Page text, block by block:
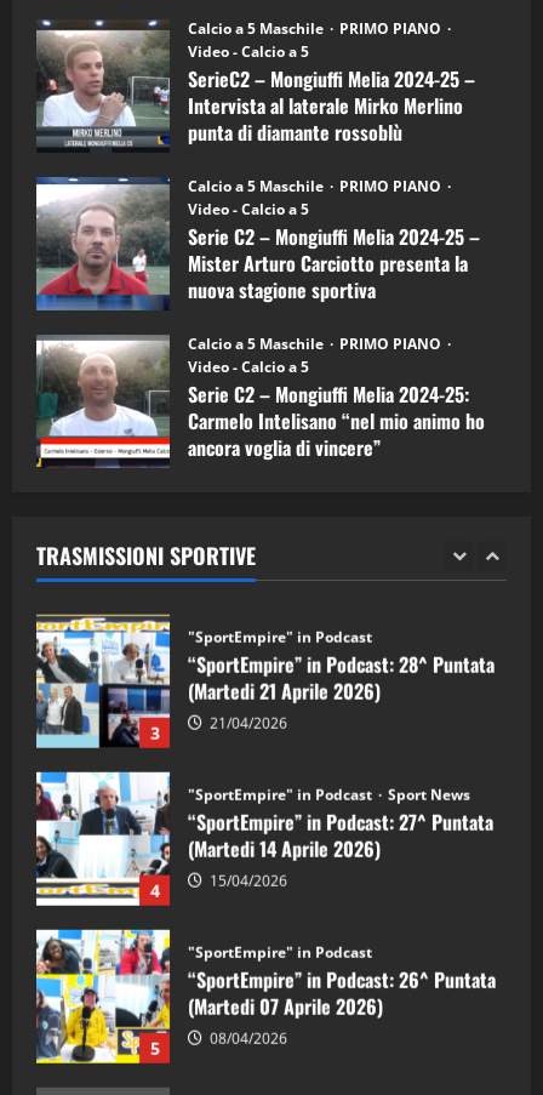
6)
–
Intervista
a
mister
Arturo
Carciotto
(Mongiuffi
Calcio a 5 Maschile
PRIMO PIANO
Video - Calcio a 5
SerieC2 – Mongiuffi Melia 2024-25 –
Intervista al laterale Mirko Merlino
punta di diamante rossoblù
Calcio a 5 Maschile
PRIMO PIANO
Video - Calcio a 5
Serie C2 – Mongiuffi Melia 2024-25 –
Mister Arturo Carciotto presenta la
nuova stagione sportiva
Calcio a 5 Maschile
PRIMO PIANO
Video - Calcio a 5
Serie C2 – Mongiuffi Melia 2024-25:
Carmelo Intelisano “nel mio animo ho
ancora voglia di vincere”
TRASMISSIONI SPORTIVE
4
“SportEmpire” in Podcast: 27^ Puntata
(Martedi 14 Aprile 2026)
15/04/2026
5
“SportEmpire” in Podcast: 26^ Puntata
(Martedi 07 Aprile 2026)
08/04/2026
1
“SportEmpire” in Podcast: 30^ Puntata
(Martedi 05 Maggio 2026)
08/05/2026
2 28/04/2026
3
"SportEmpire" in Podcast
“SportEmpire” in Podcast: 28^ Puntata
(Martedi 21 Aprile 2026)
21/04/2026
4
"SportEmpire" in Podcast Sport News
“SportEmpire” in Podcast: 27^ Puntata
(Martedi 14 Aprile 2026)
15/04/2026
5
"SportEmpire" in Podcast
“SportEmpire” in Podcast: 26^ Puntata
(Martedi 07 Aprile 2026)
08/04/2026